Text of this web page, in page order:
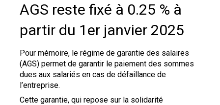
AGS reste fixé à 0.25 % à
partir du 1er janvier 2025
Pour mémoire, le régime de garantie des salaires
(AGS) permet de garantir le paiement des sommes
dues aux salariés en cas de défaillance de
l’entreprise.
Cette garantie, qui repose sur la solidarité